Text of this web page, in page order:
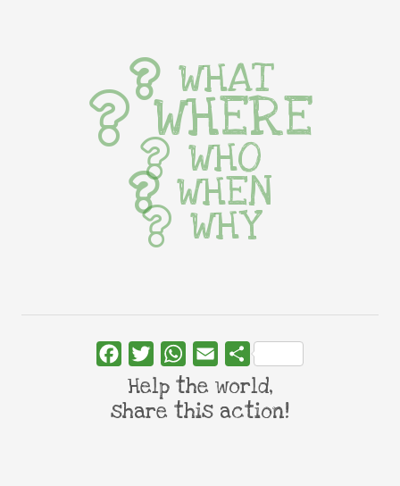
WHAT
WHERE
WHO
WHEN
WHY
FacebookTwitterWhatsApp
Email Share
Help the world,
share this action!